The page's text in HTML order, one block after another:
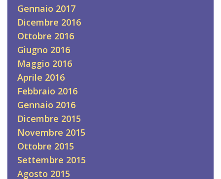
Gennaio 2017
Dicembre 2016
Ottobre 2016
Giugno 2016
Maggio 2016
Aprile 2016
Febbraio 2016
Gennaio 2016
Dicembre 2015
Novembre 2015
Ottobre 2015
Settembre 2015
Agosto 2015